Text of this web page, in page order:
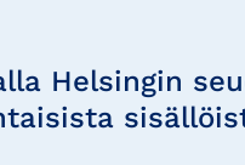
Helsingin